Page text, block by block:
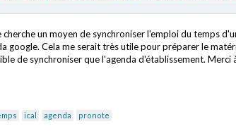
cherche un moyen de synchroniser l'emploi du temps
google. Cela me serait très utile pour préparer le
de synchroniser que l'agenda d'établissement. Merci
ical agenda pronote